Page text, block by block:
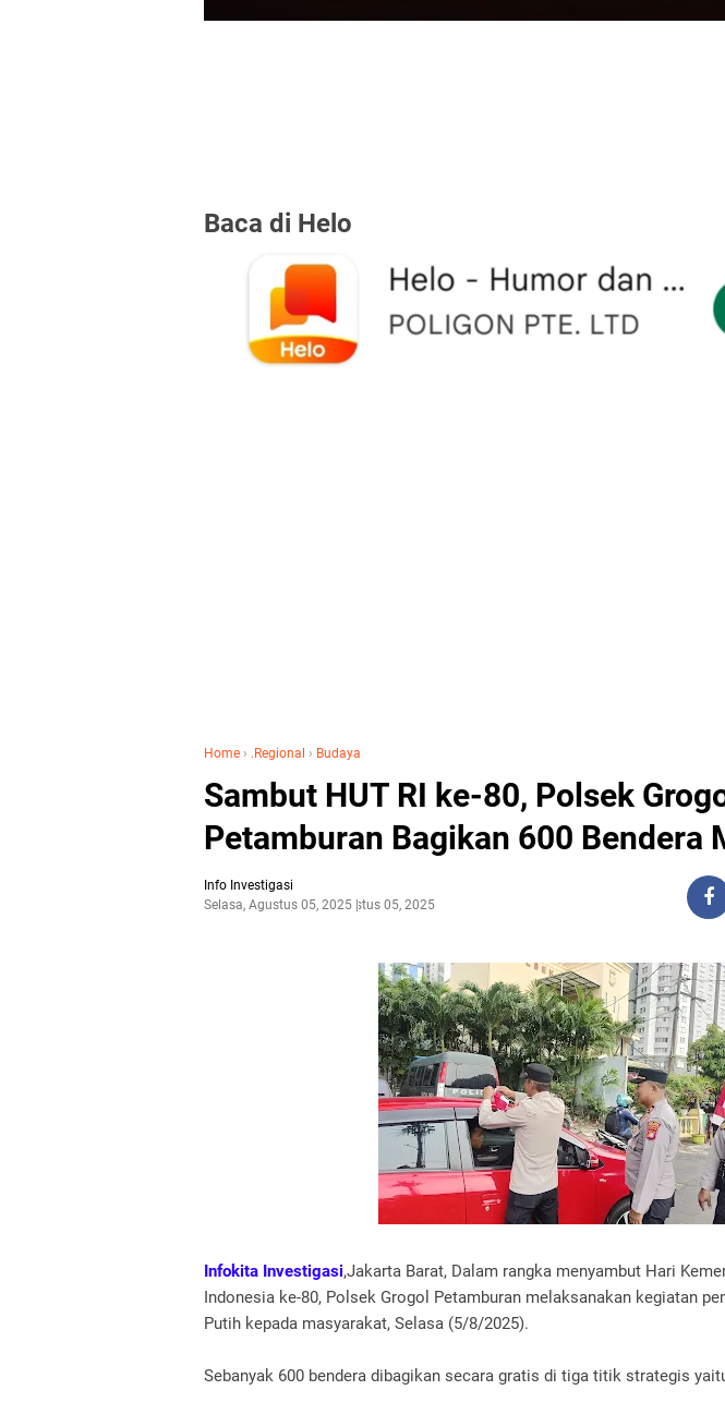
Baca di Helo
Home › .Regional › Budaya
Sambut HUT RI ke-80, Polsek
Petamburan Bagikan 600 Bendera
Info Investigasi
Selasa, Agustus 05, 2025Agustus 05, 2025
Infokita Investigasi,Jakarta Barat, Dalam rangka menyambut Hari
Indonesia ke-80, Polsek Grogol Petamburan melaksanakan kegiatan
Putih kepada masyarakat, Selasa (5/8/2025).
Sebanyak 600 bendera dibagikan secara gratis di tiga titik strategis